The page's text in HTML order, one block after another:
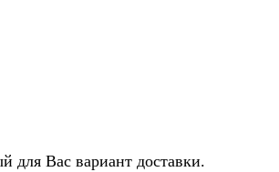
для Вас вариант доставки.